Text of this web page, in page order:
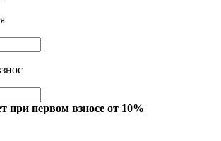
при первом взносе от 10%